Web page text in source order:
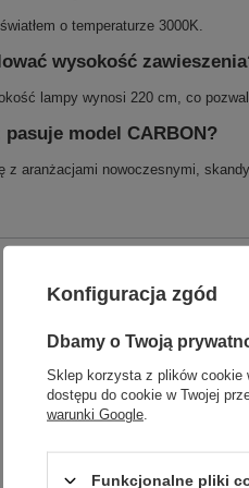
o temperaturze 3000K.
wysokość
lampy wynosi 220 cm, co
model CARBON?
z aranżacjami nowoczesnymi,
Konfiguracja zgód
Dbamy o Twoją
Sklep korzysta z plików cookie
dostępu do cookie w Twojej
warunki Google
Funkcjonalne pliki